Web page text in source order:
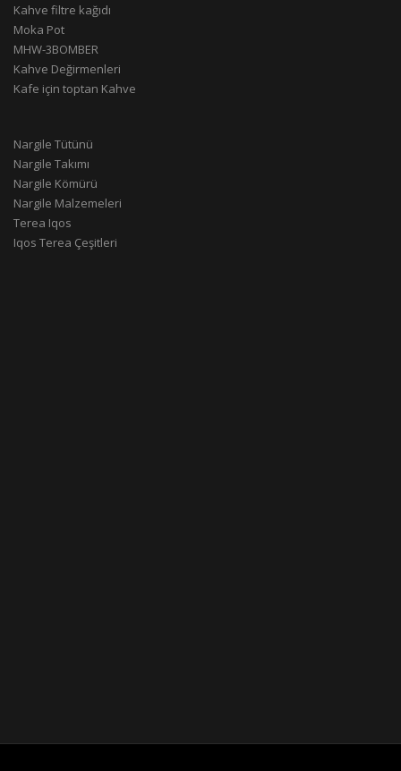
Kahve filtre kağıdı
Moka Pot
MHW-3BOMBER
Kahve Değirmenleri
Kafe için toptan Kahve
Nargile Tütünü
Nargile Takımı
Nargile Kömürü
Nargile Malzemeleri
Terea Iqos
Iqos Terea Çeşitleri